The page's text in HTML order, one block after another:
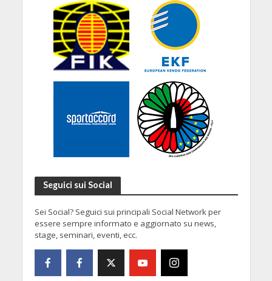
Seguici sui Social
Sei Social? Seguici sui principali Social Network per
essere sempre informato e aggiornato su news,
stage, seminari, eventi, ecc.